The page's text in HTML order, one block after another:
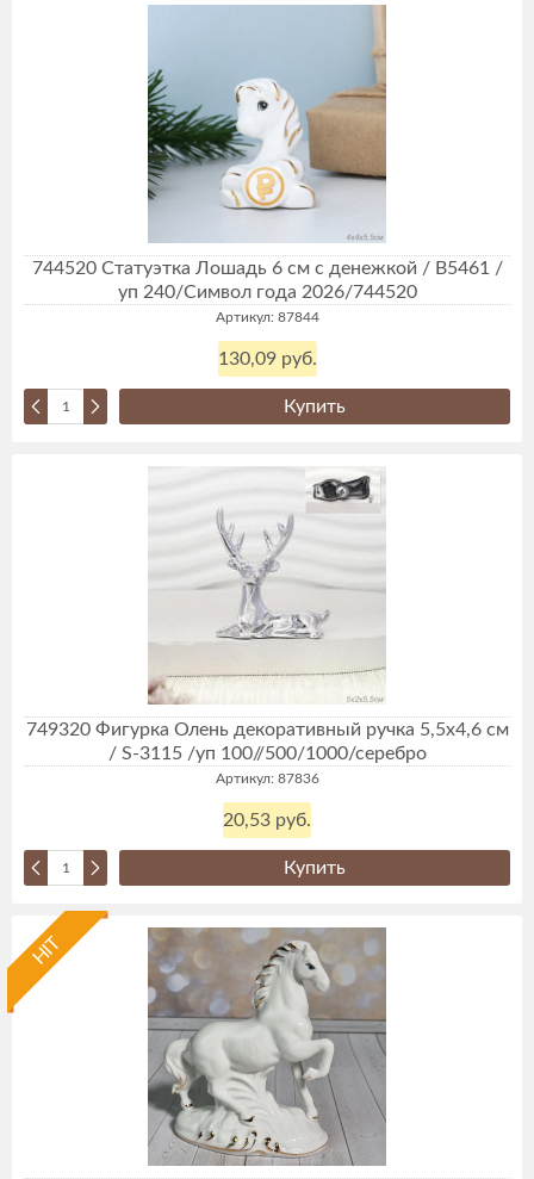
744520 Статуэтка Лошадь 6 см с денежкой / B5461 /
уп 240/Символ года 2026/744520
Артикул: 87844
130,09 руб.
Купить
749320 Фигурка Олень декоративный ручка 5,5х4,6 см
/ S-3115 /уп 100//500/1000/серебро
Артикул: 87836
20,53 руб.
Купить
HIT